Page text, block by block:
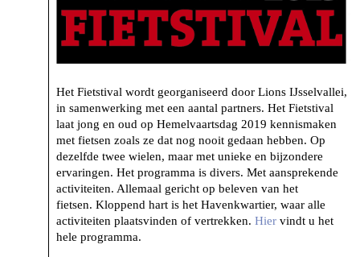
Het Fietstival wordt georganiseerd door Lions IJsselvallei,
in samenwerking met een aantal partners. Het Fietstival
laat jong en oud op Hemelvaartsdag 2019 kennismaken
met fietsen zoals ze dat nog nooit gedaan hebben. Op
dezelfde twee wielen, maar met unieke en bijzondere
ervaringen. Het programma is divers. Met aansprekende
activiteiten. Allemaal gericht op beleven van het
fietsen. Kloppend hart is het Havenkwartier, waar alle
activiteiten plaatsvinden of vertrekken. Hier vindt u het
hele programma.